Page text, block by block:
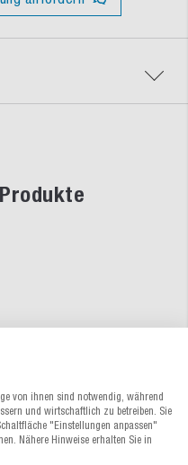
von ihnen sind notwendig, während
und wirtschaftlich zu betreiben. Sie
"Einstellungen anpassen"
Nähere Hinweise erhalten Sie in